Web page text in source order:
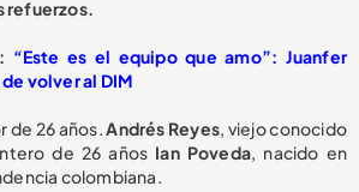
refuerzos.
“Este es el equipo que amo”: Juanfer
volver al DIM
de 26 años.Andrés Reyes, viejo conocido
de 26 años Ian Poveda, nacido en
colombiana.